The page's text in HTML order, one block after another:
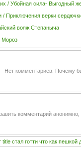
/ Убойная сила- Выгодный
/ Приключения верки
вояж Степаныча
Мороз
Нет комментариев. Почему
комментарий анонимно,
title стал готти что как пешкой